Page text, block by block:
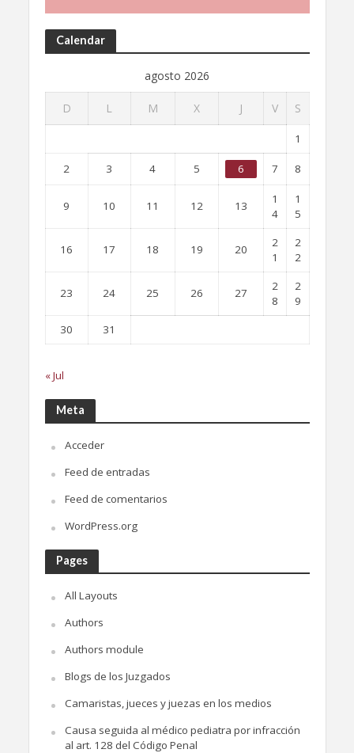
Calendar
agosto 2026
D L M X J V S
1
2 3 4 5 6 7 8
9 10 11 12 13
1
4
1
5
16 17 18 19 20
2
1
2
2
23 24 25 26 27
2
8
2
9
30
31
« Jul
Meta
Acceder
Feed de entradas
Feed de comentarios
WordPress.org
Pages
All Layouts
Authors
Authors module
Blogs de los Juzgados
Camaristas, jueces y juezas en los medios
Causa seguida al médico pediatra por infracción
al art. 128 del Código Penal